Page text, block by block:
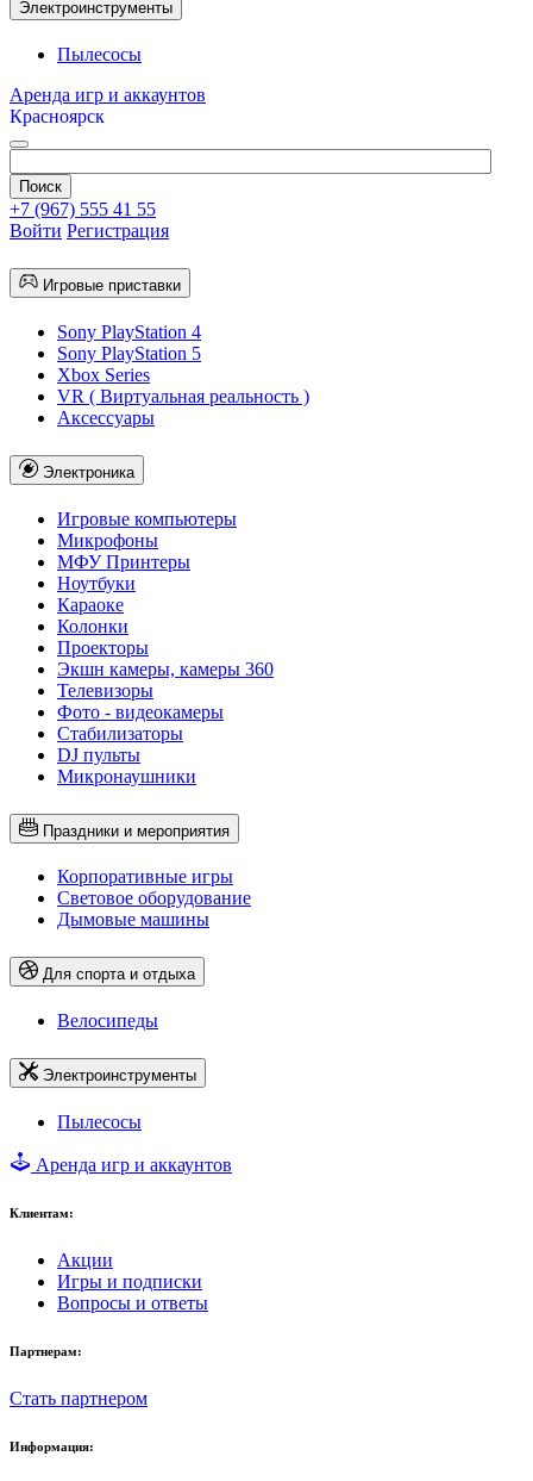
Электроинструменты
Пылесосы
Аренда игр и аккаунтов
Красноярск
+7 (967) 555 41 55
Войти Регистрация
Игровые приставки
Sony PlayStation 4
Sony PlayStation 5
Xbox Series
VR ( Виртуальная реальность )
Аксессуары
Электроника
Игровые компьютеры
Микрофоны
МФУ Принтеры
Ноутбуки
Караоке
Колонки
Проекторы
Экшн камеры, камеры 360
Телевизоры
Фото - видеокамеры
Стабилизаторы
DJ пульты
Микронаушники
Праздники и мероприятия
Корпоративные игры
Световое оборудование
Дымовые машины
Для спорта и отдыха
Велосипеды
Электроинструменты
Пылесосы
Аренда игр и аккаунтов
Клиентам:
Акции
Игры и подписки
Вопросы и ответы
Партнерам:
Стать партнером
Информация: